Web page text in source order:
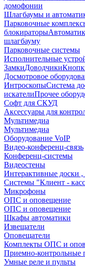
домофонии
Шлагбаумы и
Парковочные
блокираторы
шлагбауму
Парковочные системы
Исполнительные
ЗамкиДоводчики
Досмотровое
ИнтроскопыСистема
искателиПрочее
Софт для СКУД
Аксессуары для
Мультимедиа
Мультимедиа
Оборудование VoIP
Видео-конференц-связь
Конференц-системы
Видеостены
Интерактивные доски
Системы "Клиент -
Микрофоны
ОПС и оповещение
ОПС и оповещение
Шкафы автоматики
Извещатели
Оповещатели
Комплекты ОПС и
Приемно-контрольные
Умные реле и пульты